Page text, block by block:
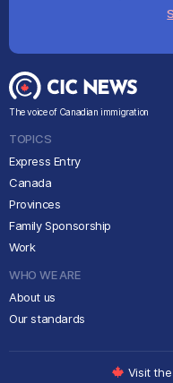
The voice of Canadian immigration
TOPICS
Express Entry
Canada
Provinces
Family Sponsorship
Work
WHO WE ARE
About us
Our standards
Visit the